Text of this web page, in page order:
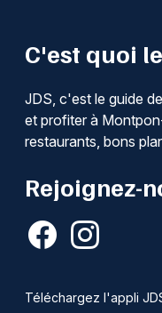
C'est quoi le
JDS, c'est le guide
et profiter à
restaurants, bons
Rejoignez-
Téléchargez l'appli